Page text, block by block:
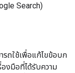
Search)
ถใช้เพื่อแก้ไขข้อบก
องมือที่ได้รับความ